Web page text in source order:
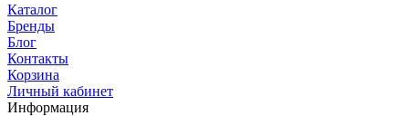
Каталог
Бренды
Блог
Контакты
Корзина
Личный кабинет
Информация